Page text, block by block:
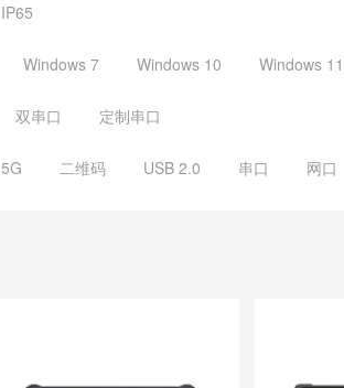
IP65
Windows 7 Windows 10 Windows 11
双串口 定制串口
5G 二维码 USB 2.0 串口 网口